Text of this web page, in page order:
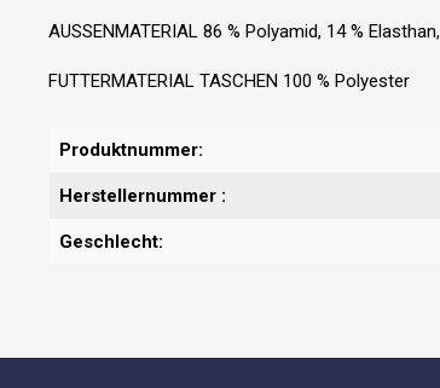
AUSSENMATERIAL 86 % Polyamid, 14 % Elasthan,
FUTTERMATERIAL TASCHEN 100 % Polyester
Produktnummer:
Herstellernummer :
Geschlecht: